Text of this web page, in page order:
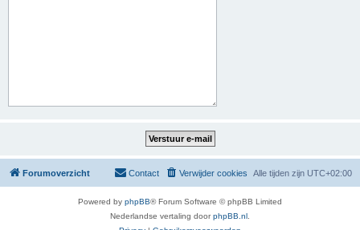
Forumoverzicht Alle tijden zijn UTC+02:00
Verwijder cookies
Contact
Powered by phpBB® Forum Software © phpBB Limited
Nederlandse vertaling doorphpBB.nl